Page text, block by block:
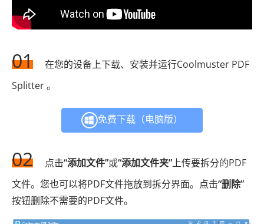
01
在您的设备上下载、安装并运行Coolmuster PDF
Splitter 。
免费下载（电脑版）
02 点击“添加文件”或“添加文件夹”上传要拆分的PDF
文件。您也可以将PDF文件拖放到拆分界面。点击“删除”
按钮删除不需要的PDF文件。